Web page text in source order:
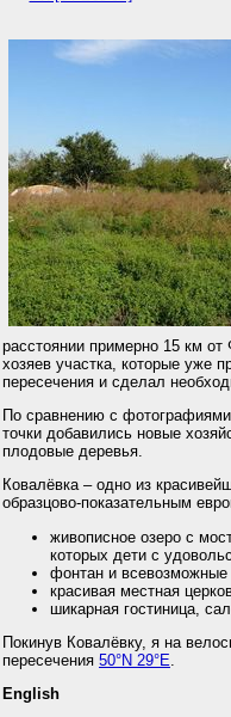
расстоянии примерно 15 км
хозяев участка, которые уже
пересечения и сделал
По сравнению с
точки добавились новые
плодовые деревья.
Ковалёвка – одно из
образцово-показательным
живописное озеро с
которых дети с
фонтан и всевозможные
красивая местная
шикарная гостиница,
Покинув Ковалёвку, я на
пересечения 50°N 29°E
English